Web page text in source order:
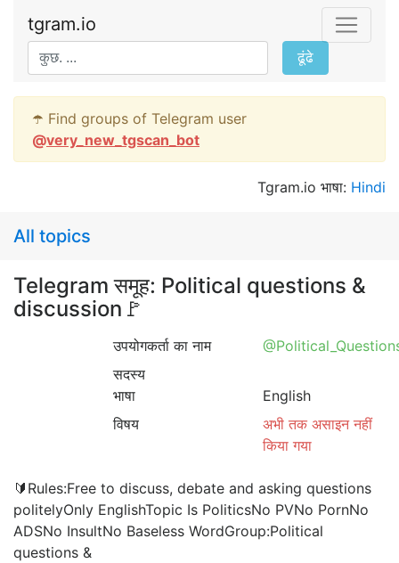
tgram.io
ढूंढे
☂️ Find groups of Telegram user
@very_new_tgscan_bot
Tgram.io भाषा: Hindi
All topics
Telegram समूह: Political questions &
discussion🚩
उपयोगकर्ता का नाम
सदस्य
भाषा
English
विषय
अभी तक असाइन नहीं
किया गया
🔰Rules:Free to discuss, debate and asking questions
politelyOnly EnglishTopic Is PoliticsNo PVNo PornNo
ADSNo InsultNo Baseless WordGroup:Political
questions &